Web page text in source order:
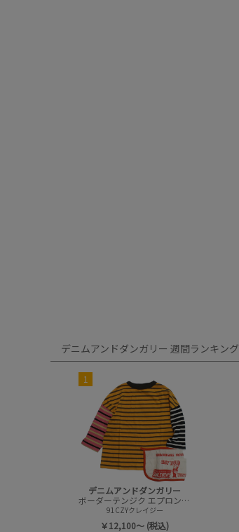
デニムアンドダンガリー 週間ランキング
1
デニムアンドダンガリー
ボーダーテンジク エプロンツキ L/S TEE(8分袖)
91CZYクレイジー
￥12,100～ (税込)